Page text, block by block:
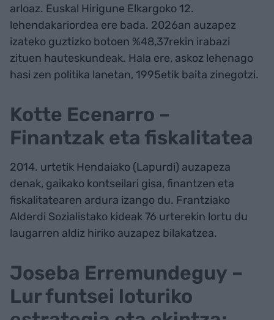
arloaz. Euskal Hirigune Elkargoko 12.
lehendakariordea ere bada. 2026an auzapez
izateko guztizko botoen %48,37rekin irabazi
zituen hauteskundeak. Hala ere, askoz lehenago
hasi zen politika lanetan, 1995etik baita zinegotzi.
Kotte Ecenarro –
Finantzak eta fiskalitatea
2014. urtetik Hendaiako (Lapurdi) auzapeza
denak, gaikako kontseilari gisa, finantzen eta
fiskalitatearen ardura izango du. Frantziako
Alderdi Sozialistako kideak 76 urterekin lortu du
laugarren aldiz hiriko auzapez bilakatzea.
Joseba Erremundeguy –
Lur funtsei loturiko